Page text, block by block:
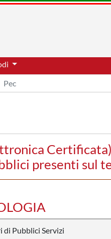
Pec
Certificata)
presenti sul
di Pubblici Servizi